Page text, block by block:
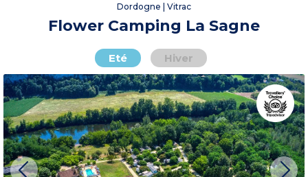
Dordogne | Vitrac
Flower Camping La Sagne
Eté Hiver